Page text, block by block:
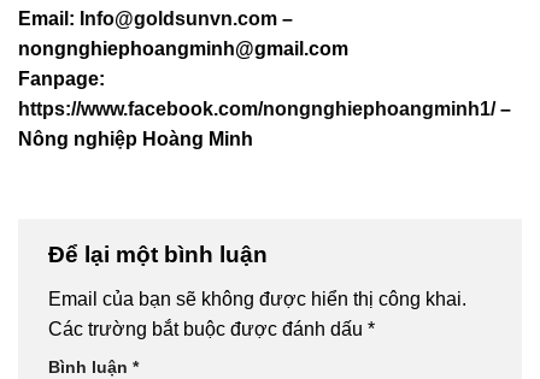
Email: Info@goldsunvn.com –
nongnghiephoangminh@gmail.com
Fanpage:
https://www.facebook.com/nongnghiephoangminh1/–
Nông nghiệp Hoàng Minh
Để lại một bình luận
Email của bạn sẽ không được hiển thị công khai.
Các trường bắt buộc được đánh dấu *
Bình luận *